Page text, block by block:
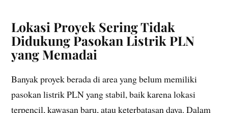
Lokasi Proyek Sering Tidak
Didukung Pasokan Listrik PLN
yang Memadai
Banyak proyek berada di area yang belum memiliki
pasokan listrik PLN yang stabil, baik karena lokasi
terpencil, kawasan baru, atau keterbatasan daya. Dalam